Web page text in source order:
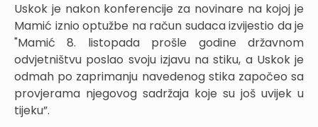
Uskok je nakon konferencije za novinare na kojoj je
Mamić iznio optužbe na račun sudaca izvijestio da je
"Mamić 8. listopada prošle godine državnom
odvjetništvu poslao svoju izjavu na stiku, a Uskok je
odmah po zaprimanju navedenog stika započeo sa
provjerama njegovog sadržaja koje su još uvijek u
tijeku”.